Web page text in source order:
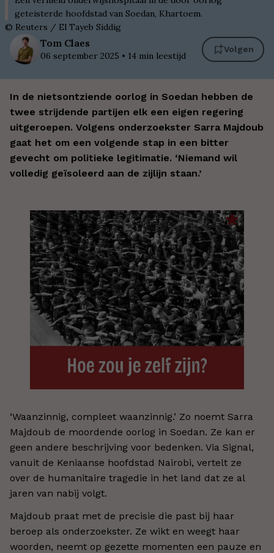
geteisterde hoofdstad van Soedan, Khartoem.
© Reuters / El Tayeb Siddig
Tom Claes
06 september 2025 • 14 min leestijd
Volgen
In de nietsontziende oorlog in Soedan hebben de
twee strijdende partijen elk een eigen regering
uitgeroepen. Volgens onderzoekster Sarra Majdoub
gaat het om een volgende stap in een bitter
gevecht om politieke legitimatie. ‘Niemand wil
volledig geïsoleerd aan de zijlijn staan.’
‘Waanzinnig, compleet waanzinnig.’ Zo noemt Sarra
Majdoub de moordende oorlog in Soedan. Ze kan er
geen andere beschrijving voor bedenken. Via Signal,
vanuit de Keniaanse hoofdstad Nairobi, vertelt ze
over de humanitaire tragedie in het land dat ze al
jaren van nabij volgt.
Majdoub praat met de precisie die past bij haar
beroep als onderzoekster. Ze wikt en weegt haar
woorden, neemt op gezette momenten een pauze en